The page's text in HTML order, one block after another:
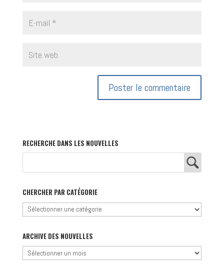
RECHERCHE DANS LES NOUVELLES
CHERCHER PAR CATÉGORIE
Chercher
catégorie
ARCHIVE DES NOUVELLES
Archive